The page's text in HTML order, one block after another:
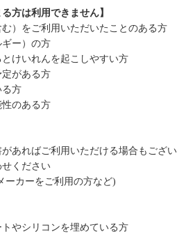
方は利用できません】
む）をご利用いただいたことのある方
ギー）の方
とけいれんを起こしやすい方
定がある方
る方
性のある方
あればご利用いただける場合もござい
ください
ーカーをご利用の方など)
トやシリコンを埋めている方